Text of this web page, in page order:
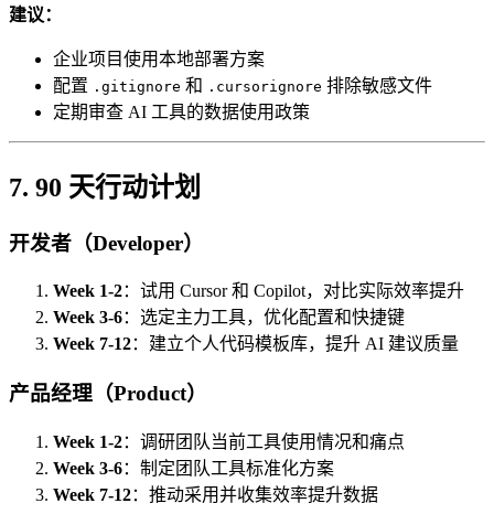
建议：
企业项目使用本地部署方案
配置 .gitignore 和 .cursorignore 排除敏感文件
定期审查 AI 工具的数据使用政策
7. 90 天行动计划
开发者（Developer）
Week 1-2：试用 Cursor 和 Copilot，对比实际效率提升
Week 3-6：选定主力工具，优化配置和快捷键
Week 7-12：建立个人代码模板库，提升 AI 建议质量
产品经理（Product）
Week 1-2：调研团队当前工具使用情况和痛点
Week 3-6：制定团队工具标准化方案
Week 7-12：推动采用并收集效率提升数据